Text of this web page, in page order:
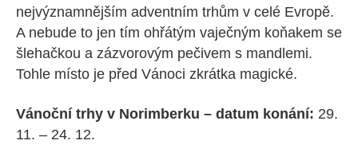
nejvýznamnějším adventním trhům v celé Evropě.
A nebude to jen tím ohřátým vaječným koňakem se
šlehačkou a zázvorovým pečivem s mandlemi.
Tohle místo je před Vánoci zkrátka magické.
Vánoční trhy v Norimberku – datum konání: 29.
11. – 24. 12.